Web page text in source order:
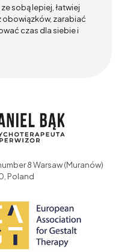
sobą lepiej, łatwiej
obowiązków, zarabiać
czas dla siebie i
8 Warsaw (Muranów)
Poland